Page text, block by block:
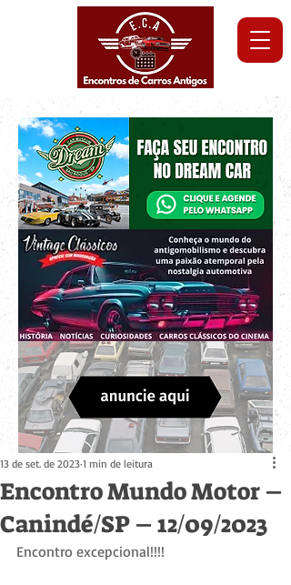
Encontro Mundo Motor –
Canindé/SP – 12/09/2023
13 de set. de 2023 1 min de leitura
Encontro excepcional!!!!